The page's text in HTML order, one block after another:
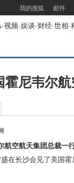
我的搜狐 邮件
-视频-娱谈-财经-世相-
霍尼韦尔
航空航天集团总裁一
长沙会见了美国霍